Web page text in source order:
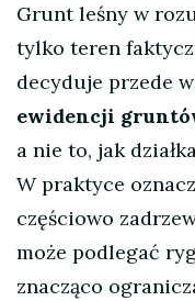
Grunt leśny w
tylko teren
decyduje przede
ewidencji
a nie to, jak
W praktyce
częściowo
może podlegać
znacząco